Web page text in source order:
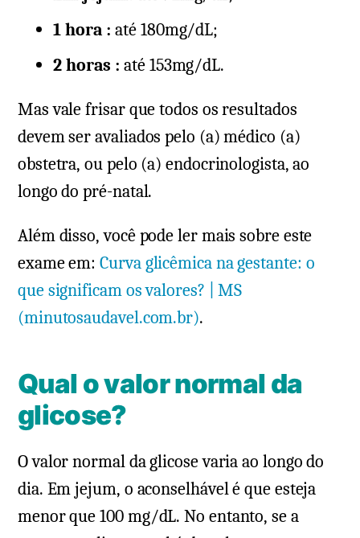
1 hora :até 180mg/dL;
2 horas :até 153mg/dL.
Mas vale frisar que todos os resultados
devem ser avaliados pelo (a) médico (a)
obstetra, ou pelo (a) endocrinologista, ao
longo do pré-natal.
Além disso, você pode ler mais sobre este
exame em:Curva glicêmica na gestante: o
que significam os valores? | MS
(minutosaudavel.com.br).
Qual o valor normal da
glicose?
O valor normal da glicose varia ao longo do
dia. Em jejum, o aconselhável é que esteja
menor que 100 mg/dL. No entanto, se a